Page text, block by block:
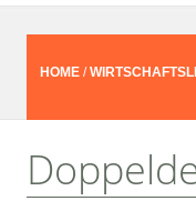
HOME /